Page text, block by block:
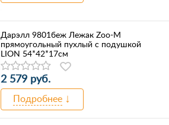
Дарэлл 9801беж Лежак Zоо-М
прямоугольный пухлый с подушкой
LION 54*42*17см
2 579 руб.
Подробнее